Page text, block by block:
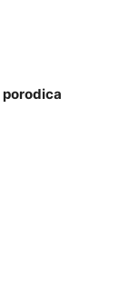
porodica